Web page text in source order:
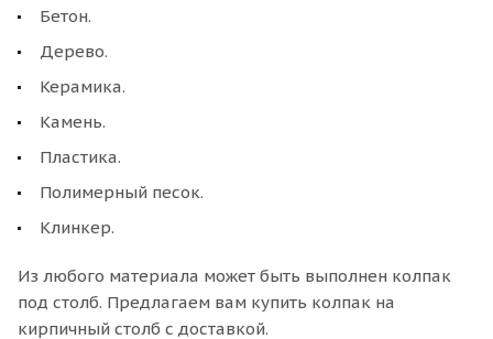
Бетон.
Дерево.
Керамика.
Камень.
Пластика.
Полимерный песок.
Клинкер.
Из любого материала может быть выполнен колпак
под столб. Предлагаем вам купить колпак на
кирпичный столб с доставкой.